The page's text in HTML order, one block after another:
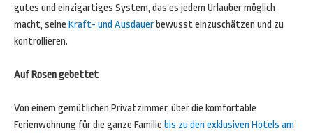
gutes und einzigartiges System, das es jedem Urlauber möglich
macht, seine Kraft- und Ausdauerbewusst einzuschätzen und zu
kontrollieren.
Auf Rosen gebettet
Von einem gemütlichen Privatzimmer, über die komfortable
Ferienwohnung für die ganze Familie bis zu den exklusiven Hotels am